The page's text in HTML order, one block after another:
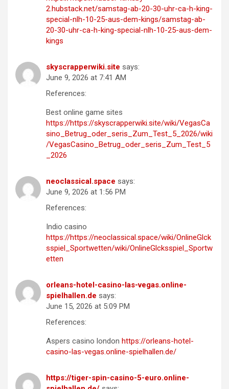
2.hubstack.net/samstag-ab-20-30-uhr-ca-h-king-
special-nlh-10-25-aus-dem-kings/samstag-ab-
20-30-uhr-ca-h-king-special-nlh-10-25-aus-dem-
kings
skyscrapperwiki.site says:
June 9, 2026 at 7:41 AM
References:
Best online game sites
https://https://skyscrapperwiki.site/wiki/VegasCa
sino_Betrug_oder_seris_Zum_Test_5_2026/wiki
/VegasCasino_Betrug_oder_seris_Zum_Test_5
_2026
neoclassical.space says:
June 9, 2026 at 1:56 PM
References:
Indio casino
https://https://neoclassical.space/wiki/OnlineGlck
sspiel_Sportwetten/wiki/OnlineGlcksspiel_Sportw
etten
orleans-hotel-casino-las-vegas.online-
spielhallen.de says:
June 15, 2026 at 5:09 PM
References:
Aspers casino london https://orleans-hotel-
casino-las-vegas.online-spielhallen.de/
https://tiger-spin-casino-5-euro.online-